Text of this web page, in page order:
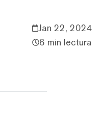
Jan 22, 2024
6 min lectura